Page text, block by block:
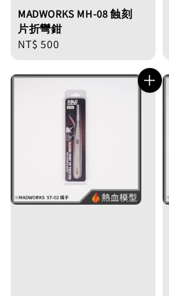
MADWORKS MH-08 蝕刻
片折彎鉗
Regular
NT$ 500